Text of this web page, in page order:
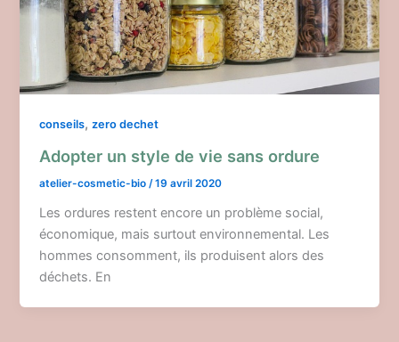
conseils,zero dechet
Adopter un style de vie sans ordure
atelier-cosmetic-bio/19 avril 2020
Les ordures restent encore un problème social,
économique, mais surtout environnemental. Les
hommes consomment, ils produisent alors des
déchets. En